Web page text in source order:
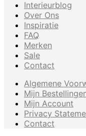
Interieurblog
Over Ons
Inspiratie
FAQ
Merken
Sale
Contact
Algemene
Mijn
Mijn Account
Privacy
Contact